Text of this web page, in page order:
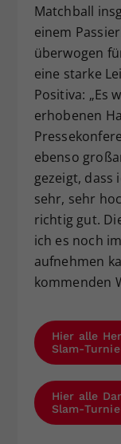
Matchball
einem
überwogen
eine starke
Positiva: „Es
erhobenen
ebenso
gezeigt, dass
sehr, sehr
richtig gut.
ich es noch
aufnehmen
kommenden
Hier alle
Slam-
Hier alle
Slam-